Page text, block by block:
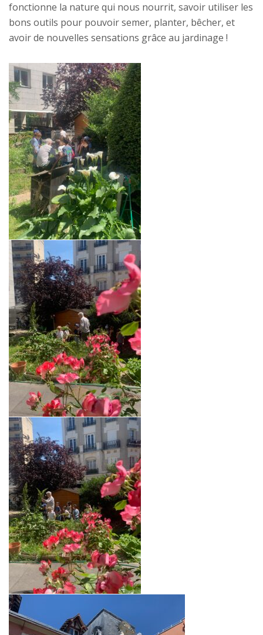
fonctionne la nature qui nous nourrit, savoir utiliser les
bons outils pour pouvoir semer, planter, bêcher, et
avoir de nouvelles sensations grâce au jardinage !